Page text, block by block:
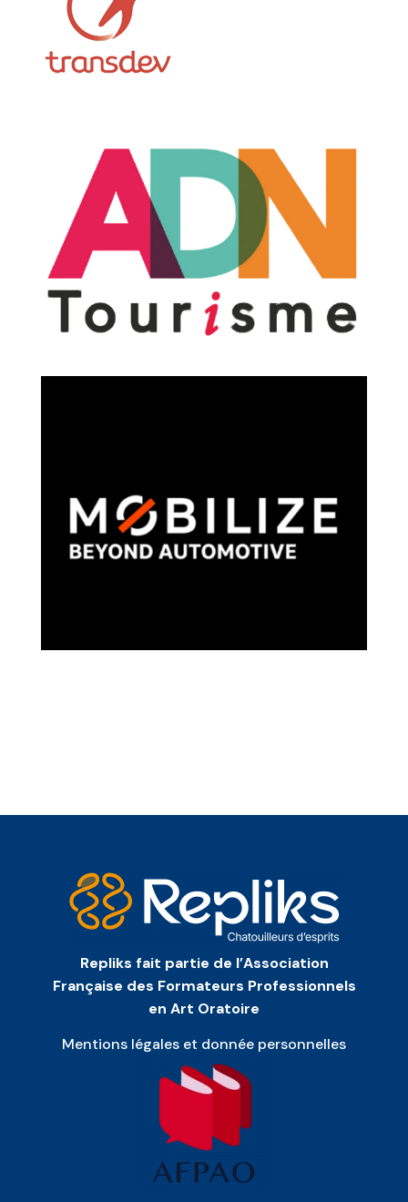
Repliks fait partie de l’Association
Française des Formateurs Professionnels
en Art Oratoire
Mentions légales et donnée personnelles